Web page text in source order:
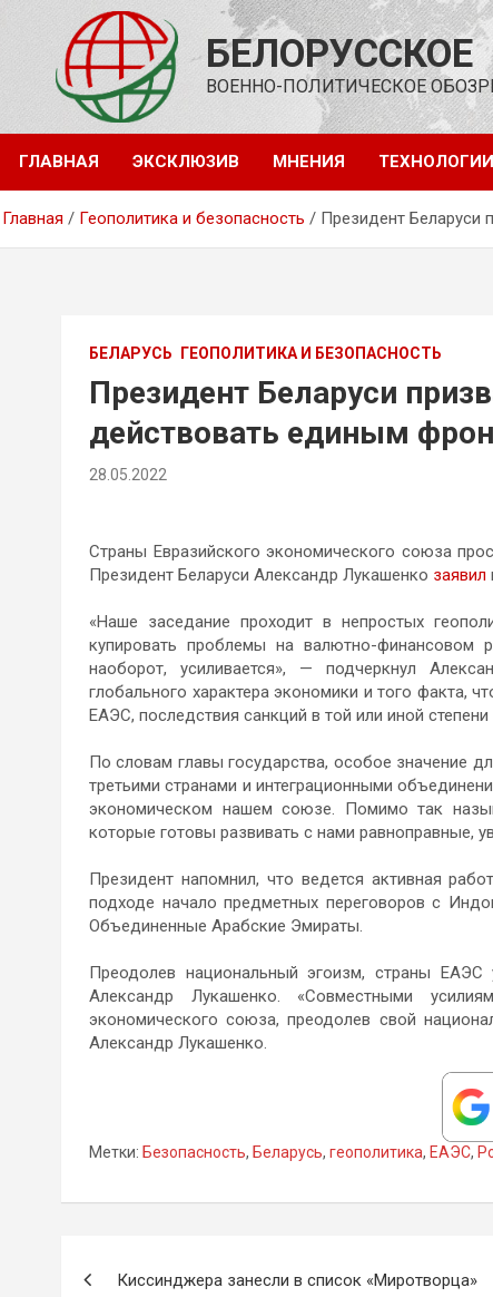
содержимому
БЕЛОРУССКОЕ
ВОЕННО-ПОЛИТИЧЕСКОЕ
ГЛАВНАЯ ЭКСКЛЮЗИВ МНЕНИЯ ТЕХНОЛОГИИ
Главная Геополитика и безопасность Президент Беларуси
БЕЛАРУСЬ ГЕОПОЛИТИКА И БЕЗОПАСНОСТЬ
Президент Беларуси
действовать единым
28.05.2022
Страны Евразийского экономического союза
Президент Беларуси Александр Лукашенко заявил
«Наше заседание проходит в непростых
купировать проблемы на валютно-финансовом
наоборот, усиливается», — подчеркнул
глобального характера экономики и того факта,
ЕАЭС, последствия санкций в той или иной
По словам главы государства, особое значение
третьими странами и интеграционными
экономическом нашем союзе. Помимо так
которые готовы развивать с нами равноправные,
Президент напомнил, что ведется активная
подходе начало предметных переговоров с
Объединенные Арабские Эмираты.
Преодолев национальный эгоизм, страны ЕАЭС
Александр Лукашенко. «Совместными
экономического союза, преодолев свой
Александр Лукашенко.
Метки: Безопасность, Беларусь, геополитика, ЕАЭС,
Киссинджера занесли в список «Миротворца»